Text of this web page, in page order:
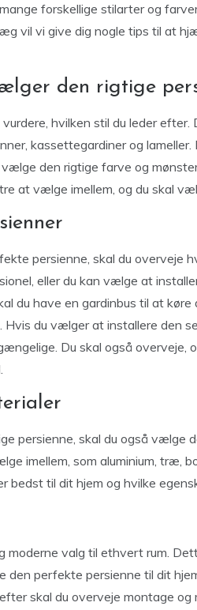
forskellige stilarter og
vil vi give dig nogle tips til at
den rigtige
hvilken stil du leder
kassettegardiner og
den rigtige farve og
at vælge imellem, og du skal
persienne, skal du overveje
eller du kan vælge at
du have en gardinbus til at køre
. Hvis du vælger at installere den
Du skal også overveje,
persienne, skal du også vælge
imellem, som aluminium, træ,
bedst til dit hjem og hvilke
moderne valg til ethvert rum.
perfekte persienne til dit
skal du overveje montage